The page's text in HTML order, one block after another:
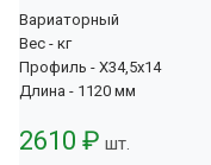
Вариаторный
Вес - кг
Профиль - X34,5x14
Длина - 1120 мм
2610 ₽ шт.